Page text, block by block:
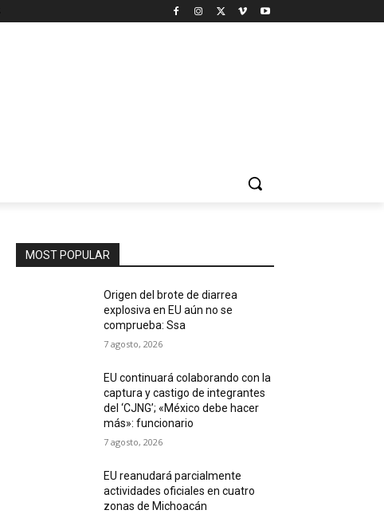
MOST POPULAR
Origen del brote de diarrea
explosiva en EU aún no se
comprueba: Ssa
7 agosto, 2026
EU continuará colaborando con la
captura y castigo de integrantes
del ‘CJNG’; «México debe hacer
más»: funcionario
7 agosto, 2026
EU reanudará parcialmente
actividades oficiales en cuatro
zonas de Michoacán